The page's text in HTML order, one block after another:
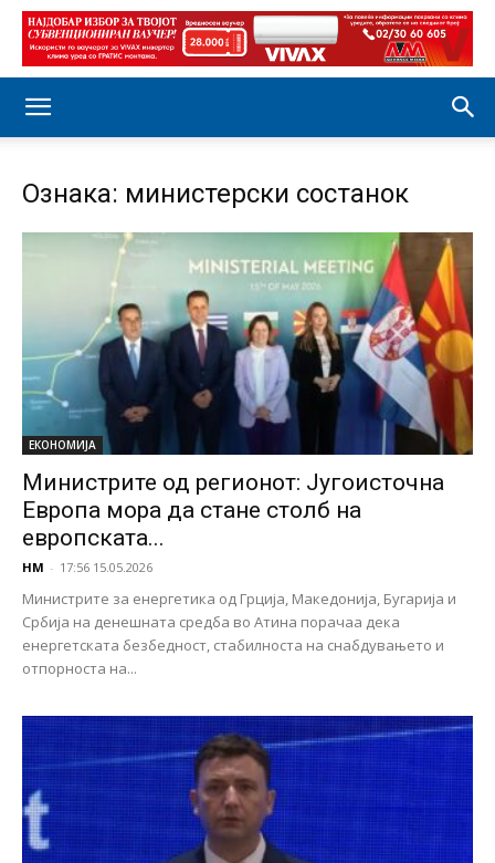
Ознака: министерски состанок
ЕКОНОМИЈА
Министрите од регионот: Југоисточна
Европа мора да стане столб на
европската...
НМ - 17:56 15.05.2026
Министрите за енергетика од Грција, Македонија, Бугарија и
Србија на денешната средба во Атина порачаа дека
енергетската безбедност, стабилноста на снабдувањето и
отпорноста на...